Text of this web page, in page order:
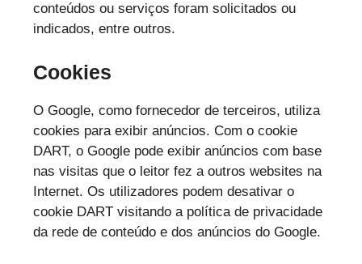
conteúdos ou serviços foram solicitados ou
indicados, entre outros.
Cookies
O Google, como fornecedor de terceiros, utiliza
cookies para exibir anúncios. Com o cookie
DART, o Google pode exibir anúncios com base
nas visitas que o leitor fez a outros websites na
Internet. Os utilizadores podem desativar o
cookie DART visitando a política de privacidade
da rede de conteúdo e dos anúncios do Google.